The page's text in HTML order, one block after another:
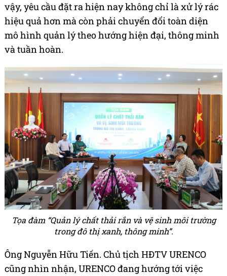
vậy, yêu cầu đặt ra hiện nay không chỉ là xử lý rác
hiệu quả hơn mà còn phải chuyển đổi toàn diện
mô hình quản lý theo hướng hiện đại, thông minh
và tuần hoàn.
Tọa đàm “Quản lý chất thải rắn và vệ sinh môi trường
trong đô thị xanh, thông minh”.
Ông Nguyễn Hữu Tiến. Chủ tịch HĐTV URENCO
cũng nhìn nhận, URENCO đang hướng tới việc